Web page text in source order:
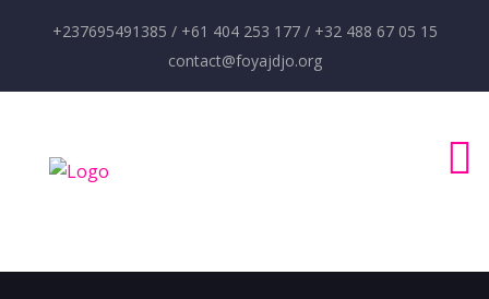
+237695491385 / +61 404 253 177 / +32 488 67 05 15
contact@foyajdjo.org